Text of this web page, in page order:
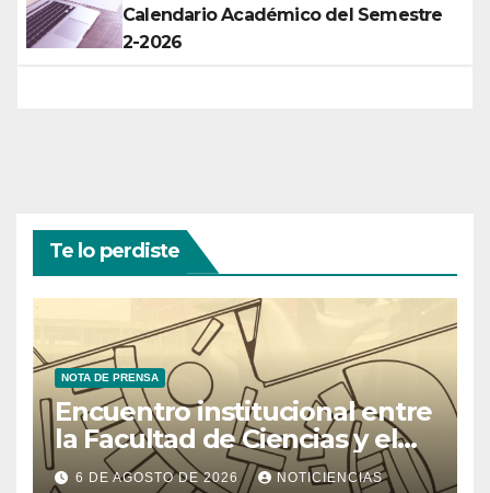
Calendario Académico del Semestre
2-2026
Te lo perdiste
NOTA DE PRENSA
Encuentro institucional entre
la Facultad de Ciencias y el
Ministerio de Ciencia y
6 DE AGOSTO DE 2026 NOTICIENCIAS